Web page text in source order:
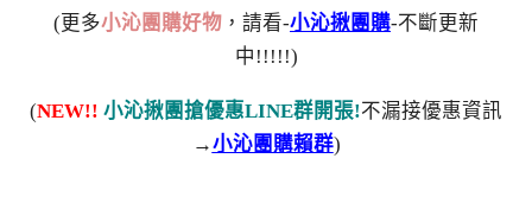
(更多小沁團購好物 ，請看-小沁揪團購-不斷更新
中!!!!!)
(NEW!! 小沁揪團搶優惠LINE群開張!不漏接優惠資訊
→小沁團購賴群)